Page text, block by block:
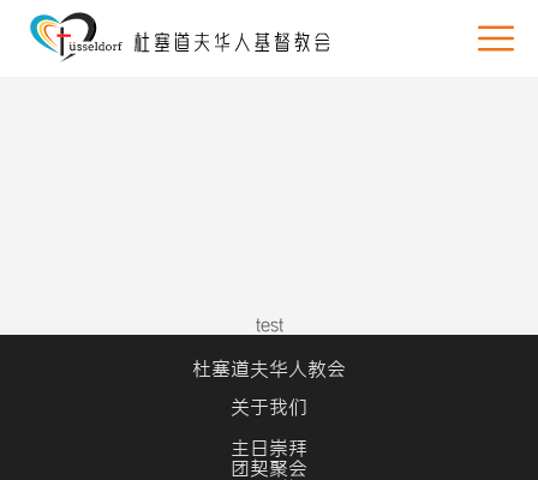
test
杜塞道夫华人教会
关于我们
主日崇拜
团契聚会